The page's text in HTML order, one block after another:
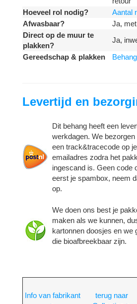
Hoeveel rol nodig?
Aantal
Afwasbaar?
Ja,
Direct op de muur te
plakken?
Ja,
Gereedschap & plakken
Levertijd en
Dit behang heeft een
werkdagen. We
een track&tracecode op
emailadres zodra het
ingescand is. Geen code
eerst je spambox, neem
op.
We doen ons best je
maken als we kunnen,
kartonnen doosjes en we
die bioafbreekbaar zijn.
Info van fabrikant
terug naar